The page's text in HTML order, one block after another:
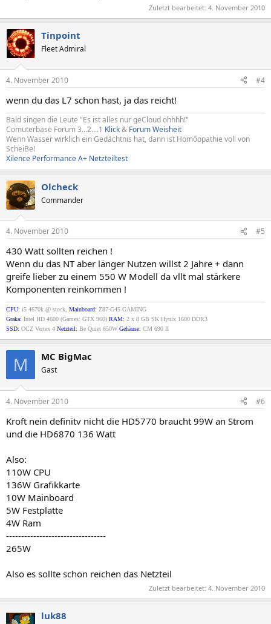
Zuletzt bearbeitet: 4. November 2010
Tinpoint
Fleet Admiral
4. November 2010 #4
wenn du das L7 schon hast, ja das reicht!
Bald singen die Leute "Es ist alles nur geCloud ohhhh!"
Comuterbase Forum 3...2....1 Klick& Forum Weisheit
Wenn Wasser wirklich ein Gedächtnis hat, dann ist Homöopathie voll von
ScheiBe!
Xilence Performance A+ Netzteiltest
Olcheck
Commander
4. November 2010 #5
430 Watt sollten reichen !
Wenn du das NT aber länger Nutzen willst 2 Jahre + dann
greife lieber zu einem 550 W Modell da vllt mal stärkere
Komponenten reinkommen !
CPU: i5 4670k @ stock, Mainboard: Z87-G45 GAMING
Graka: Intel HD 4600 (Games: GTX 960) RAM: 2 x 8 GB SK Hynix 1600 DDR3
SSD: OCZ Vertex 4 Netzteil: Be Quiet 650W Gehäuse: CM 690 II
M MC BigMac
Gast
4. November 2010 #6
Kroft nein definitv nicht die HD5770 braucht 99W an Strom
und die HD6870 136 Watt
Also:
110W CPU
136W Grafikkarte
10W Mainboard
5W Festplatte
4W Ram
---------------------------------
265W
Also es sollte schon reichen das Netzteil
Zuletzt bearbeitet: 4. November 2010
luk88